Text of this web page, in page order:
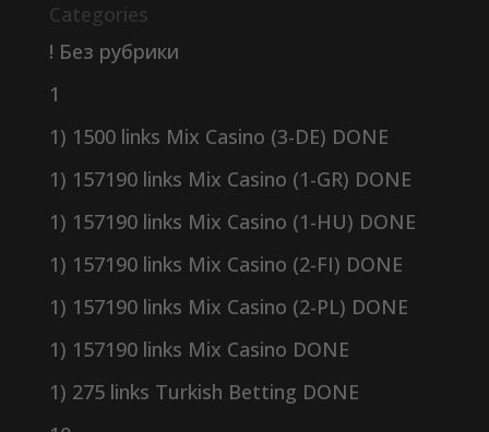
Categories
! Без рубрики
1
1) 1500 links Mix Casino (3-DE) DONE
1) 157190 links Mix Casino (1-GR) DONE
1) 157190 links Mix Casino (1-HU) DONE
1) 157190 links Mix Casino (2-FI) DONE
1) 157190 links Mix Casino (2-PL) DONE
1) 157190 links Mix Casino DONE
1) 275 links Turkish Betting DONE